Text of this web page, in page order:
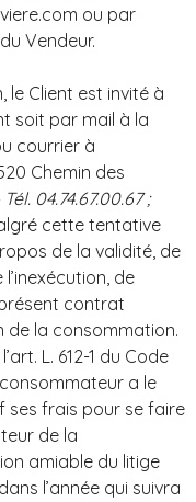
ou par
Vendeur.
Client est invité à
soit par mail à la
courrier à
Chemin des
Tél. 04.74.67.00.67 ;
cette tentative
de la validité, de
de
contrat
de la consommation.
L. 612-1 du Code
a le
frais pour se faire
de la
amiable du litige
l’année qui suivra